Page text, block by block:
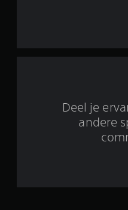
Deel je
andere